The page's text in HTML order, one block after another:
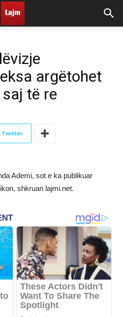
argëtohet
të re
Twitter
Ademi, sot e ka publikuar
shkruan lajmi.net.